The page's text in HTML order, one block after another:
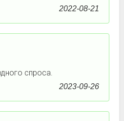
2022-08-21
спроса.
2023-09-26